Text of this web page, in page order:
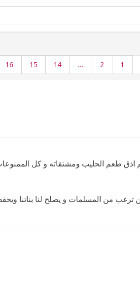
1
2
...
14
15
16
اذق طعم الحليب ومشتقاته و كل
ومن ترغب من المسلمات و يصلح لنا بناتنا